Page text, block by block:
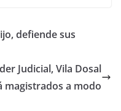
defiende sus
Judicial, Vila Dosal
magistrados a modo